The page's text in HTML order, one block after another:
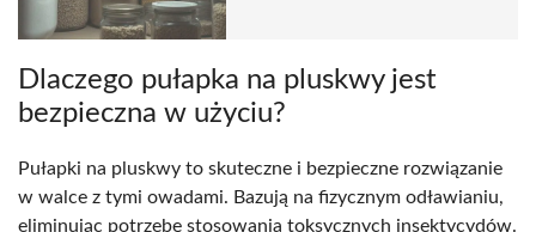
Dlaczego pułapka na pluskwy jest
bezpieczna w użyciu?
Pułapki na pluskwy to skuteczne i bezpieczne rozwiązanie
w walce z tymi owadami. Bazują na fizycznym odławianiu,
eliminując potrzebę stosowania toksycznych insektycydów.